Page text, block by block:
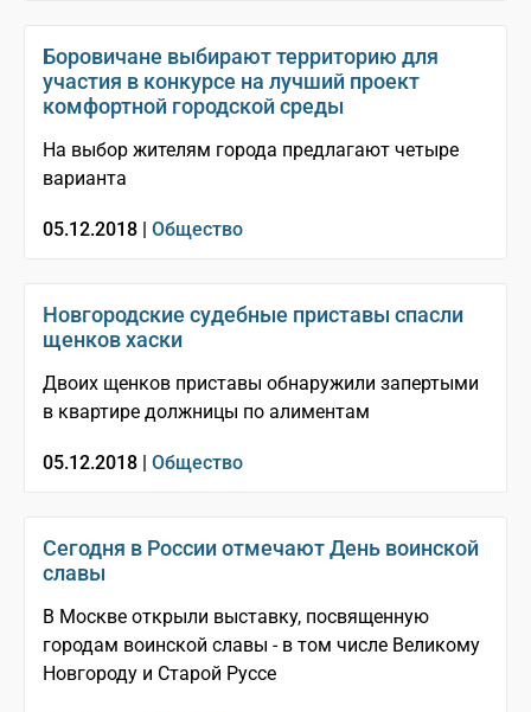
Боровичане выбирают территорию для
участия в конкурсе на лучший проект
комфортной городской среды
На выбор жителям города предлагают четыре
варианта
05.12.2018 | Общество
Новгородские судебные приставы спасли
щенков хаски
Двоих щенков приставы обнаружили запертыми
в квартире должницы по алиментам
05.12.2018 | Общество
Сегодня в России отмечают День воинской
славы
В Москве открыли выставку, посвященную
городам воинской славы - в том числе Великому
Новгороду и Старой Руссе